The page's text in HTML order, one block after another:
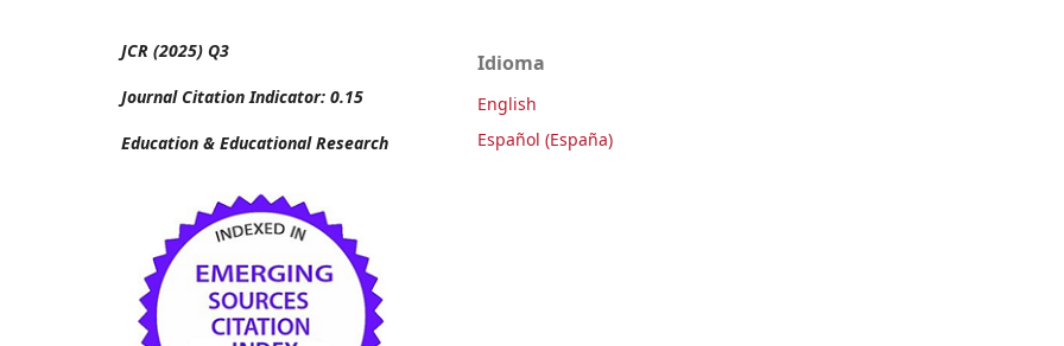
JCR (2025) Q3
Journal Citation Indicator: 0.15
Education & Educational Research
Idioma
English
Español (España)